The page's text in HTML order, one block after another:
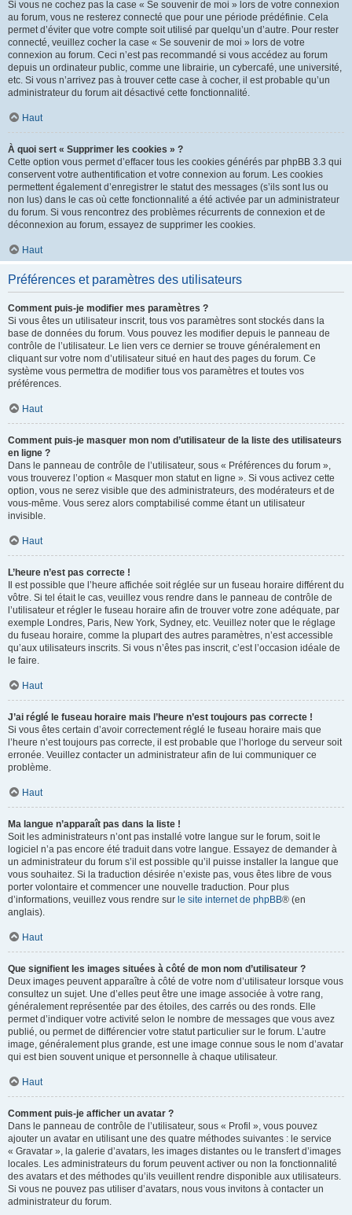
Si vous ne cochez pas la case « Se souvenir de moi » lors de votre connexion
au forum, vous ne resterez connecté que pour une période prédéfinie. Cela
permet d’éviter que votre compte soit utilisé par quelqu’un d’autre. Pour rester
connecté, veuillez cocher la case « Se souvenir de moi » lors de votre
connexion au forum. Ceci n’est pas recommandé si vous accédez au forum
depuis un ordinateur public, comme une librairie, un cybercafé, une université,
etc. Si vous n’arrivez pas à trouver cette case à cocher, il est probable qu’un
administrateur du forum ait désactivé cette fonctionnalité.
Haut
À quoi sert « Supprimer les cookies » ?
Cette option vous permet d’effacer tous les cookies générés par phpBB 3.3 qui
conservent votre authentification et votre connexion au forum. Les cookies
permettent également d’enregistrer le statut des messages (s’ils sont lus ou
non lus) dans le cas où cette fonctionnalité a été activée par un administrateur
du forum. Si vous rencontrez des problèmes récurrents de connexion et de
déconnexion au forum, essayez de supprimer les cookies.
Haut
Préférences et paramètres des utilisateurs
Comment puis-je modifier mes paramètres ?
Si vous êtes un utilisateur inscrit, tous vos paramètres sont stockés dans la
base de données du forum. Vous pouvez les modifier depuis le panneau de
contrôle de l’utilisateur. Le lien vers ce dernier se trouve généralement en
cliquant sur votre nom d’utilisateur situé en haut des pages du forum. Ce
système vous permettra de modifier tous vos paramètres et toutes vos
préférences.
Haut
Comment puis-je masquer mon nom d’utilisateur de la liste des utilisateurs
en ligne ?
Dans le panneau de contrôle de l’utilisateur, sous « Préférences du forum »,
vous trouverez l’option « Masquer mon statut en ligne ». Si vous activez cette
option, vous ne serez visible que des administrateurs, des modérateurs et de
vous-même. Vous serez alors comptabilisé comme étant un utilisateur
invisible.
Haut
L’heure n’est pas correcte !
Il est possible que l’heure affichée soit réglée sur un fuseau horaire différent du
vôtre. Si tel était le cas, veuillez vous rendre dans le panneau de contrôle de
l’utilisateur et régler le fuseau horaire afin de trouver votre zone adéquate, par
exemple Londres, Paris, New York, Sydney, etc. Veuillez noter que le réglage
du fuseau horaire, comme la plupart des autres paramètres, n’est accessible
qu’aux utilisateurs inscrits. Si vous n’êtes pas inscrit, c’est l’occasion idéale de
le faire.
Haut
J’ai réglé le fuseau horaire mais l’heure n’est toujours pas correcte !
Si vous êtes certain d’avoir correctement réglé le fuseau horaire mais que
l’heure n’est toujours pas correcte, il est probable que l’horloge du serveur soit
erronée. Veuillez contacter un administrateur afin de lui communiquer ce
problème.
Haut
Ma langue n’apparaît pas dans la liste !
Soit les administrateurs n’ont pas installé votre langue sur le forum, soit le
logiciel n’a pas encore été traduit dans votre langue. Essayez de demander à
un administrateur du forum s’il est possible qu’il puisse installer la langue que
vous souhaitez. Si la traduction désirée n’existe pas, vous êtes libre de vous
porter volontaire et commencer une nouvelle traduction. Pour plus
d’informations, veuillez vous rendre sur le site internet de phpBB® (en
anglais).
Haut
Que signifient les images situées à côté de mon nom d’utilisateur ?
Deux images peuvent apparaître à côté de votre nom d’utilisateur lorsque vous
consultez un sujet. Une d’elles peut être une image associée à votre rang,
généralement représentée par des étoiles, des carrés ou des ronds. Elle
permet d’indiquer votre activité selon le nombre de messages que vous avez
publié, ou permet de différencier votre statut particulier sur le forum. L’autre
image, généralement plus grande, est une image connue sous le nom d’avatar
qui est bien souvent unique et personnelle à chaque utilisateur.
Haut
Comment puis-je afficher un avatar ?
Dans le panneau de contrôle de l’utilisateur, sous « Profil », vous pouvez
ajouter un avatar en utilisant une des quatre méthodes suivantes : le service
« Gravatar », la galerie d’avatars, les images distantes ou le transfert d’images
locales. Les administrateurs du forum peuvent activer ou non la fonctionnalité
des avatars et des méthodes qu’ils veuillent rendre disponible aux utilisateurs.
Si vous ne pouvez pas utiliser d’avatars, nous vous invitons à contacter un
administrateur du forum.